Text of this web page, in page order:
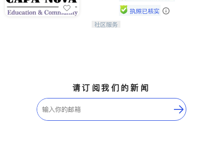
执照已核实
连接家长与社会，赋能孩子与下一代，
社区服务
请订阅我们的新闻